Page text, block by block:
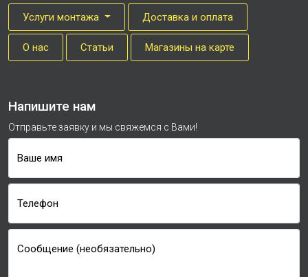
Услуги монтажа Доставка и оплата
О нас Cтатьи Магазины на карте
Напишите нам
Отправьте заявку и мы свяжемся с Вами!
Ваше имя
Телефон
Сообщение (необязательно)